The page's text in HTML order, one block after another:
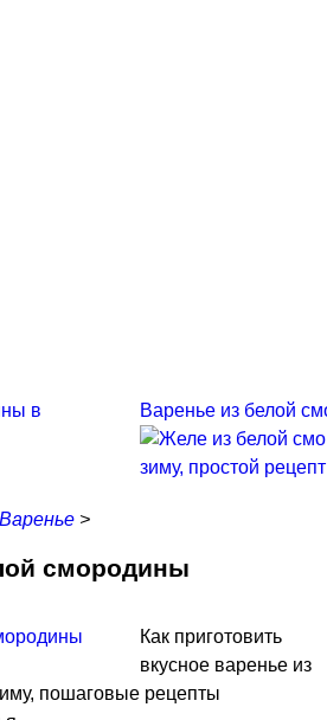
Варенье из белой
Варенье >
смородины
Как приготовить
вкусное варенье из
пошаговые рецепты